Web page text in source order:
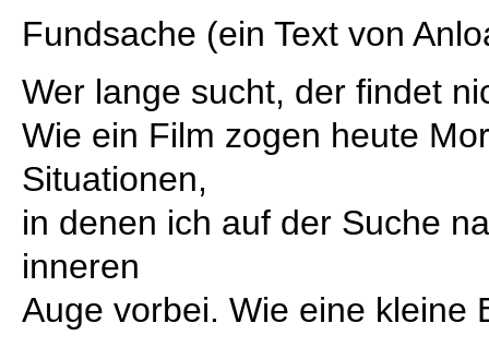
Fundsache (ein Text von
Wer lange sucht, der findet
Wie ein Film zogen heute
Situationen,
in denen ich auf der Suche
inneren
Auge vorbei. Wie eine kleine